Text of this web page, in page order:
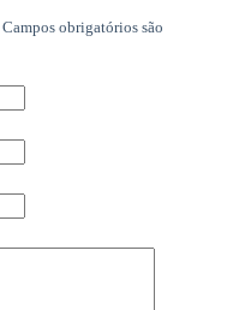
Campos obrigatórios são